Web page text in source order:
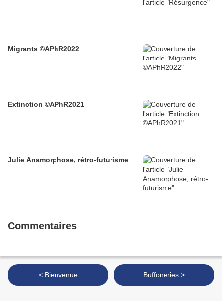
Migrants ©APhR2022
Extinction ©APhR2021
Julie Anamorphose, rétro-futurisme
Commentaires
< Bienvenue Buffoneries >